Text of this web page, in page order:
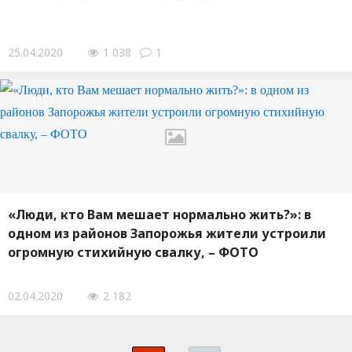
25.04.2020 1 038 1
«Люди, кто Вам мешает нормально жить?»: в
одном из районов Запорожья жители устроили
огромную стихийную свалку, – ФОТО
02.04.2020 2 182